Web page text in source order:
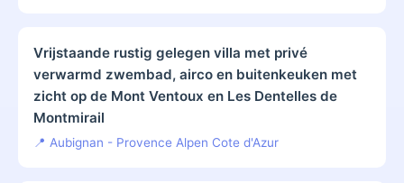
Vrijstaande rustig gelegen villa met privé
verwarmd zwembad, airco en buitenkeuken met
zicht op de Mont Ventoux en Les Dentelles de
Montmirail
📍 Aubignan - Provence Alpen Cote d'Azur